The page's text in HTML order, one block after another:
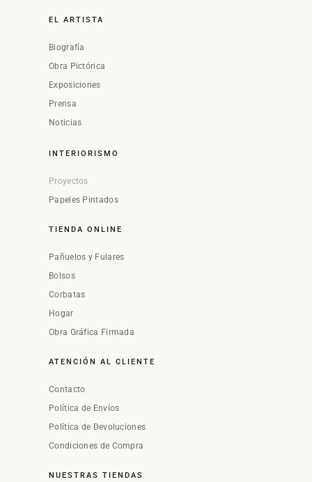
EL ARTISTA
Biografía
Obra Pictórica
Exposiciones
Prensa
Noticias
INTERIORISMO
Proyectos
Papeles Pintados
TIENDA ONLINE
Pañuelos y Fulares
Bolsos
Corbatas
Hogar
Obra Gráfica Firmada
ATENCIÓN AL CLIENTE
Contacto
Política de Envíos
Política de Devoluciones
Condiciones de Compra
NUESTRAS TIENDAS